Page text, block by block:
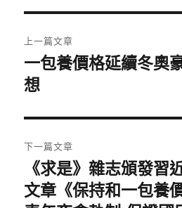
章
導
覽
上一篇文章
上
一
文
章:
一包養價格延續冬奧
想
下一篇文章
下
一
《求是》雜志頒發習
文章《保持和一包養